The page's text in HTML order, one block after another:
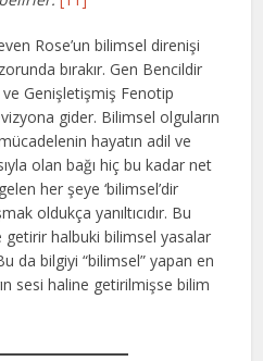
Rose’un bilimsel direnişi
bırakır. Gen Bencildir
ve Genişletişmiş Fenotip
gider. Bilimsel olguların
hayatın adil ve
olan bağı hiç bu kadar net
her şeye ‘bilimsel’dir
oldukça yanıltıcıdır. Bu
getirir halbuki bilimsel yasalar
da bilgiyi “bilimsel” yapan en
sesi haline getirilmişse bilim